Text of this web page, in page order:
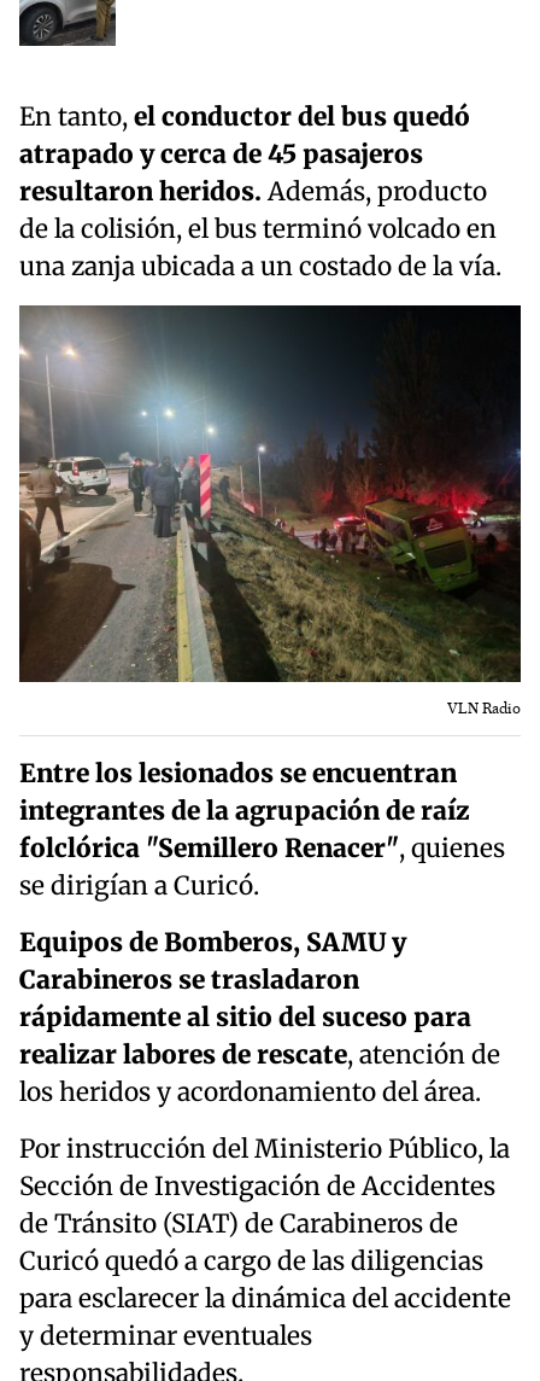
En tanto,el conductor del bus quedó
atrapado y cerca de 45 pasajeros
resultaron heridos.Además, producto
de la colisión, el bus terminó volcado en
una zanja ubicada a un costado de la vía.
VLN Radio
Entre los lesionados se encuentran
integrantes de la agrupación de raíz
folclórica "Semillero Renacer", quienes
se dirigían a Curicó.
Equipos de Bomberos, SAMU y
Carabineros se trasladaron
rápidamente al sitio del suceso para
realizar labores de rescate, atención de
los heridos y acordonamiento del área.
Por instrucción del Ministerio Público, la
Sección de Investigación de Accidentes
de Tránsito (SIAT) de Carabineros de
Curicó quedó a cargo de las diligencias
para esclarecer la dinámica del accidente
y determinar eventuales
responsabilidades.